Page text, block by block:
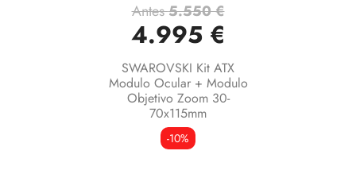
Antes5.550 €
4.995 €
SWAROVSKI Kit ATX
Modulo Ocular + Modulo
Objetivo Zoom 30-
70x115mm
-10%